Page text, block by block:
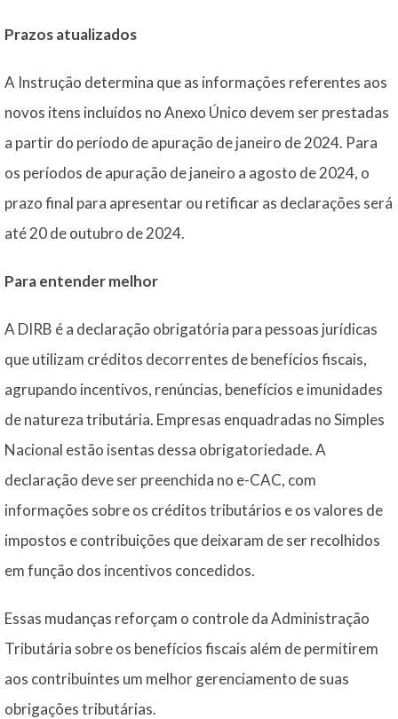
Prazos atualizados
A Instrução determina que as informações referentes aos
novos itens incluídos no Anexo Único devem ser prestadas
a partir do período de apuração de janeiro de 2024. Para
os períodos de apuração de janeiro a agosto de 2024, o
prazo final para apresentar ou retificar as declarações será
até 20 de outubro de 2024.
Para entender melhor
A DIRB é a declaração obrigatória para pessoas jurídicas
que utilizam créditos decorrentes de benefícios fiscais,
agrupando incentivos, renúncias, benefícios e imunidades
de natureza tributária. Empresas enquadradas no Simples
Nacional estão isentas dessa obrigatoriedade. A
declaração deve ser preenchida no e-CAC, com
informações sobre os créditos tributários e os valores de
impostos e contribuições que deixaram de ser recolhidos
em função dos incentivos concedidos.
Essas mudanças reforçam o controle da Administração
Tributária sobre os benefícios fiscais além de permitirem
aos contribuintes um melhor gerenciamento de suas
obrigações tributárias.